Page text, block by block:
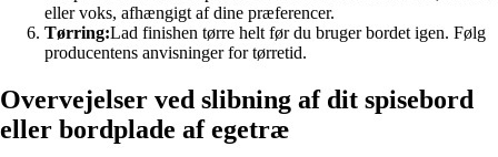
eller voks, afhængigt af dine præferencer.
Tørring:Lad finishen tørre helt før du bruger bordet igen. Følg
producentens anvisninger for tørretid.
Overvejelser ved slibning af dit spisebord
eller bordplade af egetræ